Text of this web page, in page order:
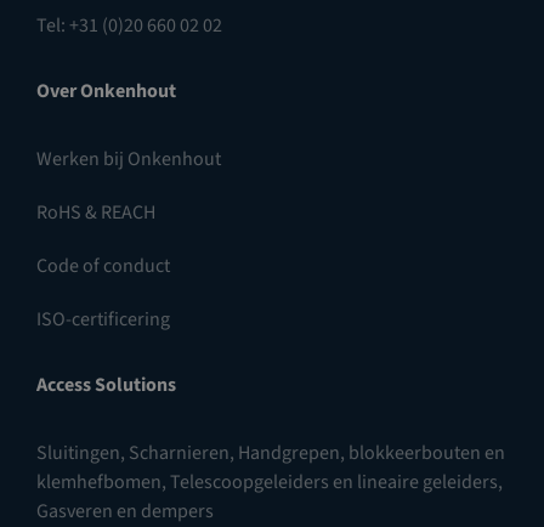
Tel: +31 (0)20 660 02 02
Over Onkenhout
Werken bij Onkenhout
RoHS & REACH
Code of conduct
ISO-certificering
Access Solutions
Sluitingen, Scharnieren, Handgrepen, blokkeerbouten en
klemhefbomen,Telescoopgeleiders en lineaire geleiders,
Gasveren en dempers